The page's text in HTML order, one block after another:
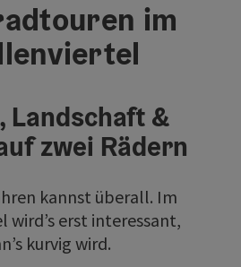
im
Landschaft &
zwei Rädern
kannst überall. Im
wird’s erst interessant,
kurvig wird.